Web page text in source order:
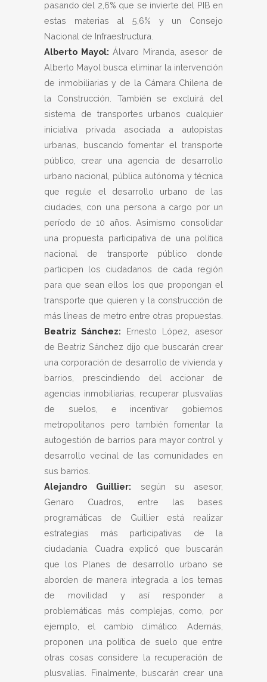
pasando del 2,6% que se invierte del PIB en
estas materias al 5,6% y un Consejo
Nacional de Infraestructura.
Alberto Mayol: Álvaro Miranda, asesor de
Alberto Mayol busca eliminar la intervención
de inmobiliarias y de la Cámara Chilena de
la Construcción. También se excluirá del
sistema de transportes urbanos cualquier
iniciativa privada asociada a autopistas
urbanas, buscando fomentar el transporte
público, crear una agencia de desarrollo
urbano nacional, pública autónoma y técnica
que regule el desarrollo urbano de las
ciudades, con una persona a cargo por un
período de 10 años. Asimismo consolidar
una propuesta participativa de una política
nacional de transporte público donde
participen los ciudadanos de cada región
para que sean ellos los que propongan el
transporte que quieren y la construcción de
más líneas de metro entre otras propuestas.
Beatriz Sánchez: Ernesto López, asesor
de Beatriz Sánchez dijo que buscarán crear
una corporación de desarrollo de vivienda y
barrios, prescindiendo del accionar de
agencias inmobiliarias, recuperar plusvalías
de suelos, e incentivar gobiernos
metropolitanos pero también fomentar la
autogestión de barrios para mayor control y
desarrollo vecinal de las comunidades en
sus barrios.
Alejandro Guillier: según su asesor,
Genaro Cuadros, entre las bases
programáticas de Guillier está realizar
estrategias más participativas de la
ciudadanía. Cuadra explicó que buscarán
que los Planes de desarrollo urbano se
aborden de manera integrada a los temas
de movilidad y así responder a
problemáticas más complejas, como, por
ejemplo, el cambio climático. Además,
proponen una política de suelo que entre
otras cosas considere la recuperación de
plusvalías. Finalmente, buscarán crear una